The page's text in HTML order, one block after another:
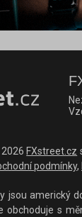
FXstreet.cz
podmínky,
jsou americký
obchoduje s